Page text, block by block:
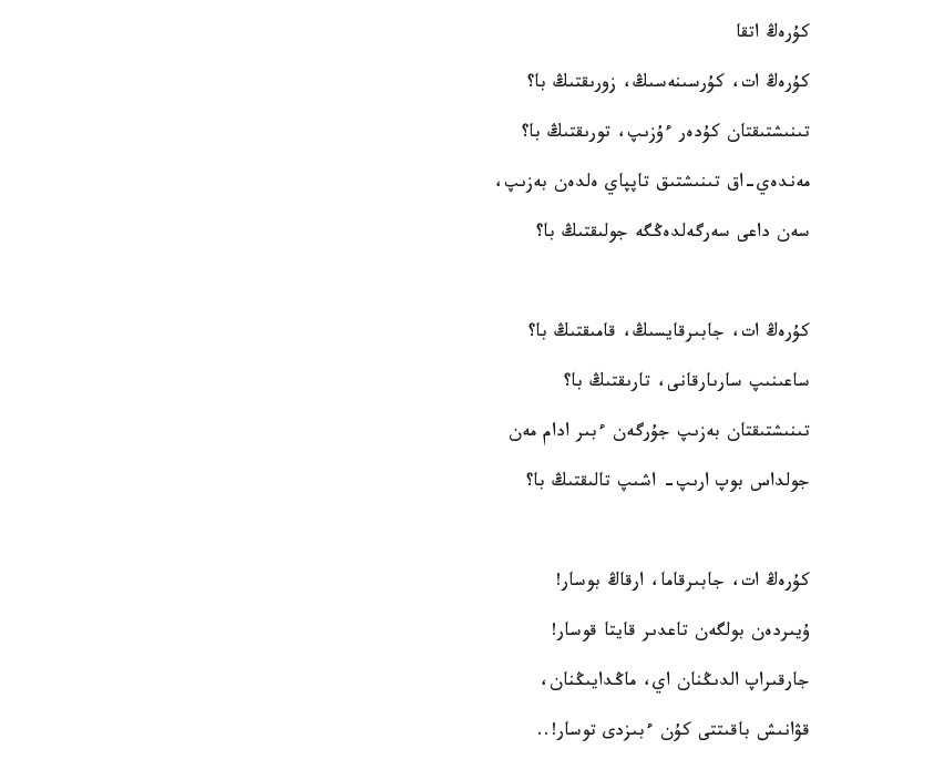
كۇرەڭ اتقا
كۇرەڭ ات، كۇرسىنەسىڭ، زورىقتىڭ با؟
تىنىشتىقتان كۇدەر ءۇزىپ، تورىقتىڭ با؟
مەندەي-اق تىنىشتىق تاپپاي ەلدەن بەزىپ،
سەن داعى سەرگەلدەڭگە جولىقتىڭ با؟
كۇرەڭ ات، جابىرقايسىڭ، قامىقتىڭ با؟
ساعىنىپ سارىارقانى، تارىقتىڭ با؟
تىنىشتىقتان بەزىپ جۇرگەن ءبىر ادام مەن
جولداس بوپ ارىپ- اشىپ تالىقتىڭ با؟
كۇرەڭ ات، جابىرقاما، ارقاڭ بوسار!
ۇيىردەن بولگەن تاعدىر قايتا قوسار!
جارقىراپ الدىڭنان اي، ماڭدايىڭنان،
قۋانىش باقىتتى كۇن ءبىزدى توسار!..